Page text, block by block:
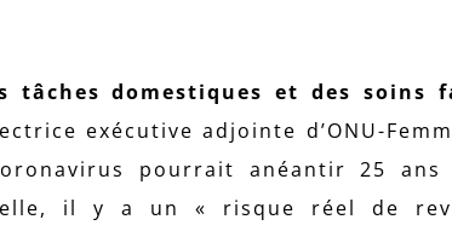
tâches domestiques et des soins
exécutive adjointe d’ONU-
pourrait anéantir 25 ans
il y a un « risque réel de